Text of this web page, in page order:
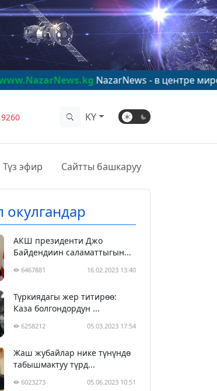
NazarNews - в центре мирового
KY
Түз эфир Сайтты башкаруу
окулгандар
АКШ президенти Джо
Байдендиин саламаттыгын...
6467881 16.02.2023 13:40
Түркиядагы жер титирөө:
Каза болгондордун ...
6258212 05.03.2023 17:54
Жаш жубайлар нике түнүндө
табышмактуу түрд...
6023273 05.06.2023 10:51